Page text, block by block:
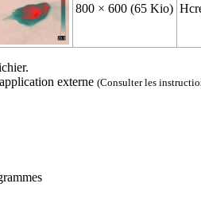
800 × 600(65 Kio)
externe (Consulterles